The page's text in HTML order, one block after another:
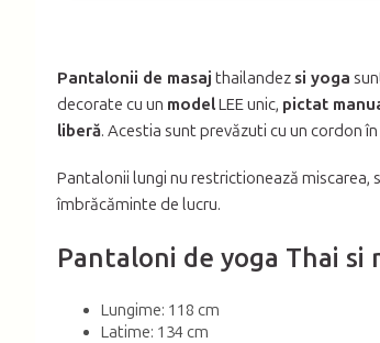
Pantalonii de masaj thailandez si yoga
decorate cu un modelLEE unic, pictat
liberă. Acestia sunt prevăzuti cu un cordon
Pantalonii lungi nu restrictionează miscarea,
îmbrăcăminte de lucru.
Pantaloni de yoga Thai si
Lungime: 118 cm
Latime: 134 cm